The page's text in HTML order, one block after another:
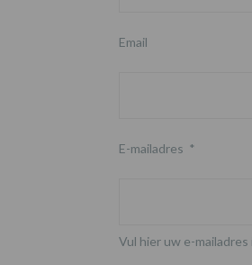
Email
E-mailadres *
Vul hier uw e-mailadres